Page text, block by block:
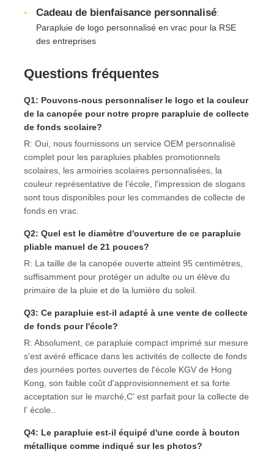
Cadeau de bienfaisance personnalisé:
Parapluie de logo personnalisé en vrac pour la RSE
des entreprises
Questions fréquentes
Q1: Pouvons-nous personnaliser le logo et la couleur
de la canopée pour notre propre parapluie de collecte
de fonds scolaire?
R: Oui, nous fournissons un service OEM personnalisé
complet pour les parapluies pliables promotionnels
scolaires, les armoiries scolaires personnalisées, la
couleur représentative de l'école, l'impression de slogans
sont tous disponibles pour les commandes de collecte de
fonds en vrac.
Q2: Quel est le diamètre d'ouverture de ce parapluie
pliable manuel de 21 pouces?
R: La taille de la canopée ouverte atteint 95 centimètres,
suffisamment pour protéger un adulte ou un élève du
primaire de la pluie et de la lumière du soleil.
Q3: Ce parapluie est-il adapté à une vente de collecte
de fonds pour l'école?
R: Absolument, ce parapluie compact imprimé sur mesure
s'est avéré efficace dans les activités de collecte de fonds
des journées portes ouvertes de l'école KGV de Hong
Kong, son faible coût d'approvisionnement et sa forte
acceptation sur le marché,C' est parfait pour la collecte de
l' école..
Q4: Le parapluie est-il équipé d'une corde à bouton
métallique comme indiqué sur les photos?